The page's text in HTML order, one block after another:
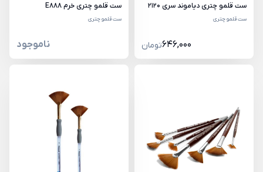
ست قلمو چتری دیاموند سری 2120
ست قلمو چتری
646,000تومان
ست قلمو چتری خرم E888
ست قلمو چتری
ناموجود